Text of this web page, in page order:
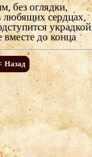
без оглядки,
любящих сердцах,
до конца
Назад